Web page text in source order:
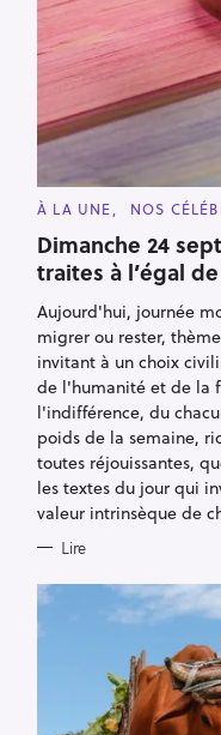
C
T
E
G
O
I
E
S
À LA UNE NOS
Dimanche 24
traites à l’égal
Aujourd'hui, journée
migrer ou rester,
invitant à un choix
de l'humanité et de la
l'indifférence, du
poids de la semaine,
toutes réjouissantes,
les textes du jour qui
valeur intrinsèque de
Lire